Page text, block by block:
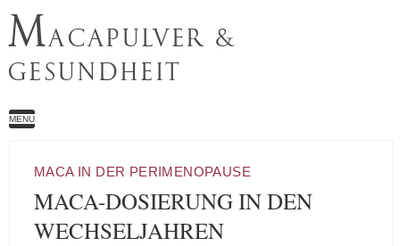
MACAPULVER &
GESUNDHEIT
MENU
MACA IN DER PERIMENOPAUSE
MACA-DOSIERUNG IN DEN
WECHSELJAHREN